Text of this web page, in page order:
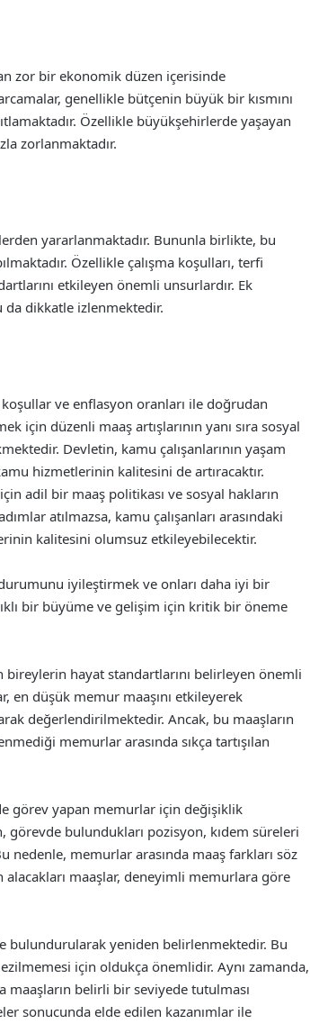
zor bir ekonomik düzen içerisinde
genellikle bütçenin büyük bir kısmını
Özellikle büyükşehirlerde yaşayan
zorlanmaktadır.
yararlanmaktadır. Bununla birlikte, bu
Özellikle çalışma koşulları, terfi
etkileyen önemli unsurlardır. Ek
da dikkatle izlenmektedir.
ve enflasyon oranları ile doğrudan
için düzenli maaş artışlarının yanı sıra sosyal
Devletin, kamu çalışanlarının yaşam
hizmetlerinin kalitesini de artıracaktır.
adil bir maaş politikası ve sosyal hakların
atılmazsa, kamu çalışanları arasındaki
kalitesini olumsuz etkileyebilecektir.
iyileştirmek ve onları daha iyi bir
bir büyüme ve gelişim için kritik bir öneme
bireylerin hayat standartlarını belirleyen önemli
en düşük memur maaşını etkileyerek
değerlendirilmektedir. Ancak, bu maaşların
memurlar arasında sıkça tartışılan
görev yapan memurlar için değişiklik
görevde bulundukları pozisyon, kıdem süreleri
nedenle, memurlar arasında maaş farkları söz
maaşlar, deneyimli memurlara göre
bulundurularak yeniden belirlenmektedir. Bu
için oldukça önemlidir. Aynı zamanda,
maaşların belirli bir seviyede tutulması
sonucunda elde edilen kazanımlar ile